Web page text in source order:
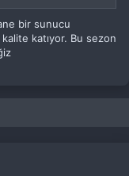
bir sunucu
katıyor. Bu sezon